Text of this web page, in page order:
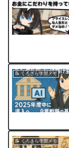
📝 くろさら学習メモ
📝 くろさら学習メモ